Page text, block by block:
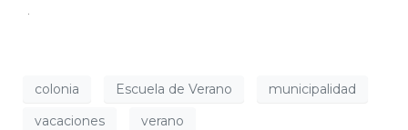
.
colonia Escuela de Verano
municipalidad
vacaciones
verano